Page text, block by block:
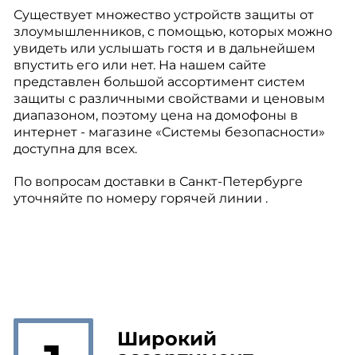
Существует множество устройств защиты от
злоумышленников, с помощью, которых можно
увидеть или услышать гостя и в дальнейшем
впустить его или нет. На нашем сайте
представлен большой ассортимент систем
защиты с различными свойствами и ценовым
диапазоном, поэтому цена на домофоны в
интернет - магазине «Системы безопасности»
доступна для всех.
По вопросам доставки в Санкт-Петербурге
уточняйте по номеру горячей линии .
Широкий